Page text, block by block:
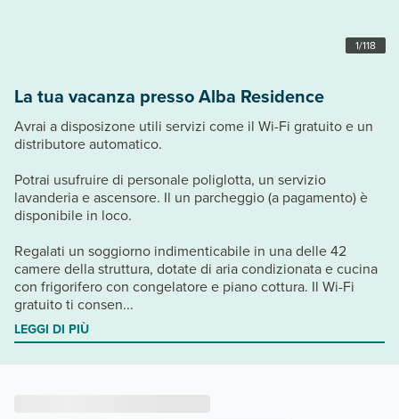
1/118
La tua vacanza presso Alba Residence
Avrai a disposizone utili servizi come il Wi-Fi gratuito e un
distributore automatico.
Potrai usufruire di personale poliglotta, un servizio
lavanderia e ascensore. Il un parcheggio (a pagamento) è
disponibile in loco.
Regalati un soggiorno indimenticabile in una delle 42
camere della struttura, dotate di aria condizionata e cucina
con frigorifero con congelatore e piano cottura. Il Wi-Fi
gratuito ti consen...
LEGGI DI PIÙ